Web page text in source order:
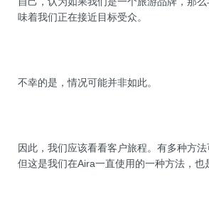
味着我们正在接近目标受众。
不幸的是，情况可能并非如此。
因此，我们应该看看客户旅程。有多种方法
但这是我们在Aira一直使用的一种方法，也